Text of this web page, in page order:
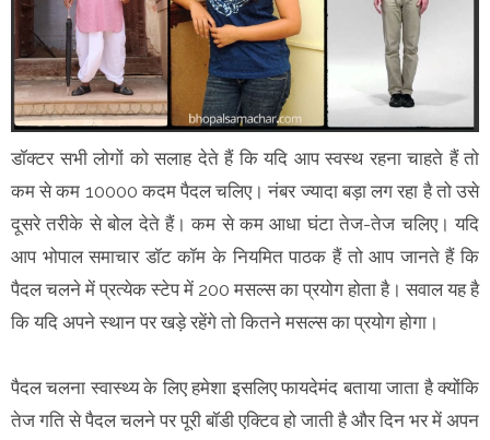
डॉक्टर सभी लोगों को सलाह देते हैं कि यदि आप स्वस्थ रहना चाहते हैं तो
कम से कम 10000 कदम पैदल चलिए। नंबर ज्यादा बड़ा लग रहा है तो उसे
दूसरे तरीके से बोल देते हैं। कम से कम आधा घंटा तेज-तेज चलिए। यदि
आप भोपाल समाचार डॉट कॉम के नियमित पाठक हैं तो आप जानते हैं कि
पैदल चलने में प्रत्येक स्टेप में 200 मसल्स का प्रयोग होता है। सवाल यह है
कि यदि अपने स्थान पर खड़े रहेंगे तो कितने मसल्स का प्रयोग होगा।
पैदल चलना स्वास्थ्य के लिए हमेशा इसलिए फायदेमंद बताया जाता है क्योंकि
तेज गति से पैदल चलने पर पूरी बॉडी एक्टिव हो जाती है और दिन भर में अपन